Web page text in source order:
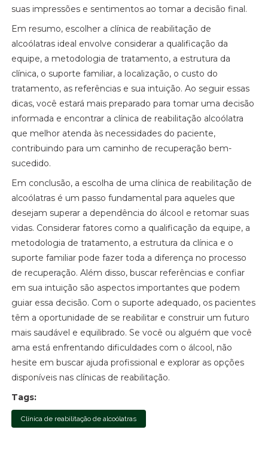
suas impressões e sentimentos ao tomar a decisão final.
Em resumo, escolher a clínica de reabilitação de
alcoólatras ideal envolve considerar a qualificação da
equipe, a metodologia de tratamento, a estrutura da
clínica, o suporte familiar, a localização, o custo do
tratamento, as referências e sua intuição. Ao seguir essas
dicas, você estará mais preparado para tomar uma decisão
informada e encontrar a clínica de reabilitação alcoólatra
que melhor atenda às necessidades do paciente,
contribuindo para um caminho de recuperação bem-
sucedido.
Em conclusão, a escolha de uma clínica de reabilitação de
alcoólatras é um passo fundamental para aqueles que
desejam superar a dependência do álcool e retomar suas
vidas. Considerar fatores como a qualificação da equipe, a
metodologia de tratamento, a estrutura da clínica e o
suporte familiar pode fazer toda a diferença no processo
de recuperação. Além disso, buscar referências e confiar
em sua intuição são aspectos importantes que podem
guiar essa decisão. Com o suporte adequado, os pacientes
têm a oportunidade de se reabilitar e construir um futuro
mais saudável e equilibrado. Se você ou alguém que você
ama está enfrentando dificuldades com o álcool, não
hesite em buscar ajuda profissional e explorar as opções
disponíveis nas clínicas de reabilitação.
Tags:
Clínica de reabilitação de alcoólatras